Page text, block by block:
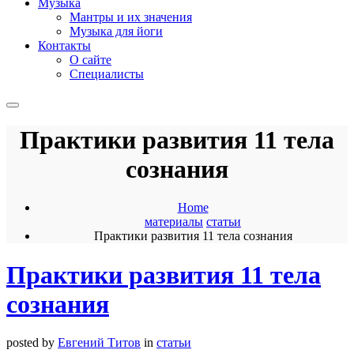
Музыка
Мантры и их значения
Музыка для йоги
Контакты
О сайте
Специалисты
Практики развития 11 тела
сознания
Home
материалы статьи
Практики развития 11 тела сознания
Практики развития 11 тела
сознания
posted by Евгений Титов in статьи